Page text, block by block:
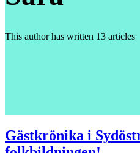
This author has written 13 articles
Gästkrönika i